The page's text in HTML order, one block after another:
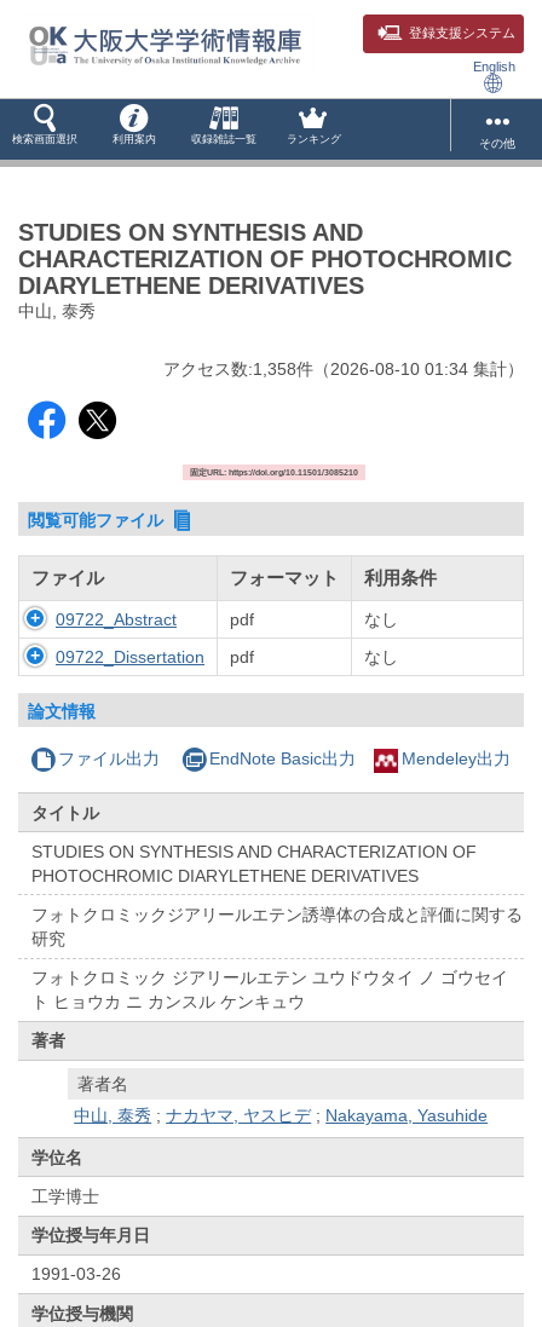
登録支援システム
English
検索画面選択 利用案内 収録雑誌一覧 ランキング その他
STUDIES ON SYNTHESIS AND
CHARACTERIZATION OF PHOTOCHROMIC
DIARYLETHENE DERIVATIVES
中山, 泰秀
アクセス数:1,358件 （2026-08-10 01:34 集計）
固定URL: https://doi.org/10.11501/3085210
閲覧可能ファイル
ファイル フォーマット 利用条件
09722_Abstract pdf
なし
09722_Dissertation
pdf なし
論文情報
ファイル出力 EndNote Basic出力 Mendeley出力
タイトル
STUDIES ON SYNTHESIS AND CHARACTERIZATION OF
PHOTOCHROMIC DIARYLETHENE DERIVATIVES
フォトクロミックジアリールエテン誘導体の合成と評価に関する
研究
フォトクロミック ジアリールエテン ユウドウタイ ノ ゴウセイ
ト ヒョウカ ニ カンスル ケンキュウ
著者
著者名
中山, 泰秀 ;ナカヤマ, ヤスヒデ; Nakayama, Yasuhide
学位名
工学博士
学位授与年月日
1991-03-26
学位授与機関